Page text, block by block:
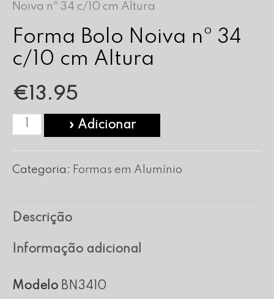
Noiva nº 34 c/10 cm Altura
Forma Bolo Noiva nº 34
c/10 cm Altura
€13.95
Quantidade
Forma
nº
34
cm
» Adicionar
Categoria: Formas em Alumínio
Descrição
Informação adicional
Modelo BN3410